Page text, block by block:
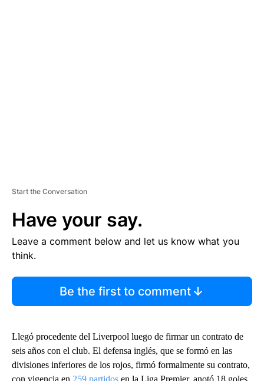
Start the Conversation
Have your say.
Leave a comment below and let us know what you
think.
Be the first to comment
Llegó procedente del Liverpool luego de firmar un contrato de
seis años con el club. El defensa inglés, que se formó en las
divisiones inferiores de los rojos, firmó formalmente su contrato,